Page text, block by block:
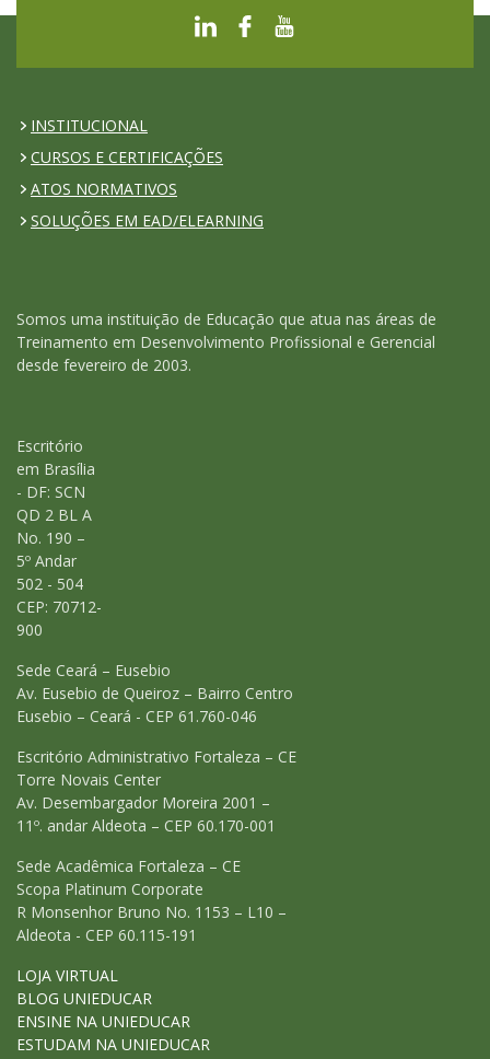
INSTITUCIONAL
CURSOS E CERTIFICAÇÕES
ATOS NORMATIVOS
SOLUÇÕES EM EAD/ELEARNING
Somos uma instituição de Educação que atua nas áreas de
Treinamento em Desenvolvimento Profissional e Gerencial
desde fevereiro de 2003.
Escritório
em Brasília
- DF: SCN
QD 2 BL A
No. 190 –
5º Andar
502 - 504
CEP: 70712-
900
Sede Ceará – Eusebio
Av. Eusebio de Queiroz – Bairro Centro
Eusebio – Ceará - CEP 61.760-046
Escritório Administrativo Fortaleza – CE
Torre Novais Center
Av. Desembargador Moreira 2001 –
11º. andar Aldeota – CEP 60.170-001
Sede Acadêmica Fortaleza – CE
Scopa Platinum Corporate
R Monsenhor Bruno No. 1153 – L10 –
Aldeota - CEP 60.115-191
LOJA VIRTUAL
BLOG UNIEDUCAR
ENSINE NA UNIEDUCAR
ESTUDAM NA UNIEDUCAR